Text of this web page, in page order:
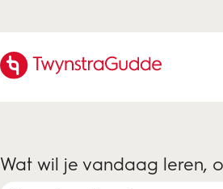
Wat wil je vandaag leren,